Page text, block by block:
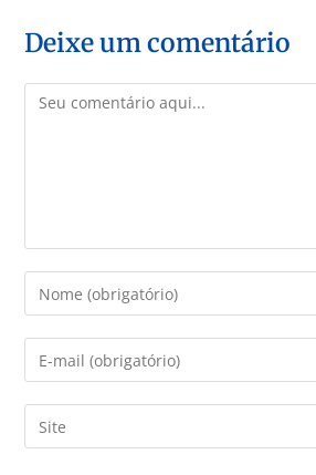
Deixe um comentário